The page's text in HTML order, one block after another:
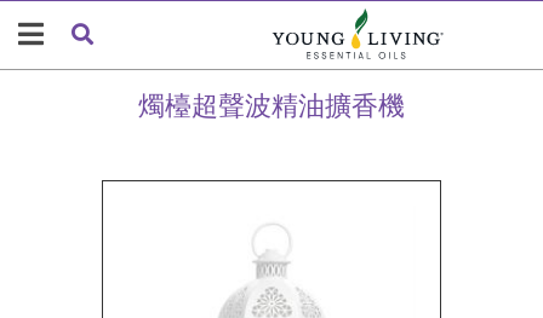
燭檯超聲波精油擴香機